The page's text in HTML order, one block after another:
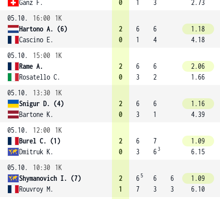
Ganz F. 0 1 3
2.73
05.10.
16:00
1K
Hartono A. (6)
Cascino E.
2
0
6
1
6
4
1.18
4.18
05.10.
15:00
1K
Rame A.
Rosatello C.
2
0
6
3
6
2
2.06
1.66
05.10.
13:30
1K
Snigur D. (4)
Bartone K.
2
0
6
3
6
1
1.16
4.39
05.10.
12:00
1K
Burel C. (1)
Dmitruk K.
2
0
6
3
7
6 3
1.09
6.15
05.10.
10:30
1K
Shymanovich I. (7)
Rouvroy M.
2
1
6 5
7
6
3
6
3
1.09
6.10